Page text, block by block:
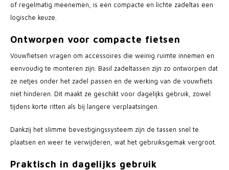
of regelmatig meenemen, is een compacte en lichte zadeltas een
logische keuze.
Ontworpen voor compacte fietsen
Vouwfietsen vragen om accessoires die weinig ruimte innemen en
eenvoudig te monteren zijn. Basil zadeltassen zijn zo ontworpen dat
ze netjes onder het zadel passen en de werking van de vouwfiets
niet hinderen. Dit maakt ze geschikt voor dagelijks gebruik, zowel
tijdens korte ritten als bij langere verplaatsingen.
Dankzij het slimme bevestigingssysteem zijn de tassen snel te
plaatsen en weer te verwijderen, wat het gebruiksgemak vergroot.
Praktisch in dagelijks gebruik